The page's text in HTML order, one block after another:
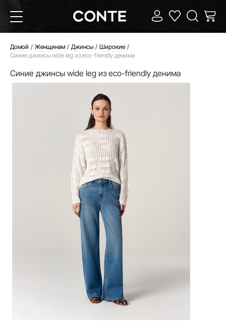
Домой Женщинам Джинсы
Широкие
Синие джинсы wide leg из eco-friendly денима
Синие джинсы wide leg из eco-friendly денима